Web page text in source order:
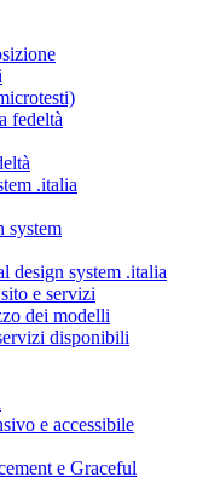
fedeltà
.italia
system
design system .italia
e servizi
dei modelli
disponibili
e accessibile
e Graceful